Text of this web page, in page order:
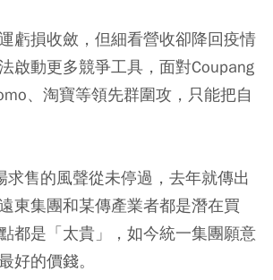
虧損收斂，但細看營收卻降回疫情
啟動更多競爭工具，面對Coupang
、淘寶等領先群圍攻，只能把自
求售的風聲從未停過，去年就傳出
東集團和某傳產業者都是潛在買
都是「太貴」，如今統一集團願意
好的價錢。